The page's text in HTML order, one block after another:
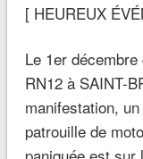
[ HEUREUX
Le 1er
RN12 à SAINT-
manifestation,
patrouille de